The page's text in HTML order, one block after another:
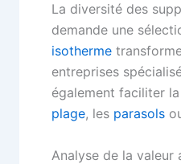
La diversité des
demande une
isotherme
entreprises
également faciliter
plage, les parasols
Analyse de la